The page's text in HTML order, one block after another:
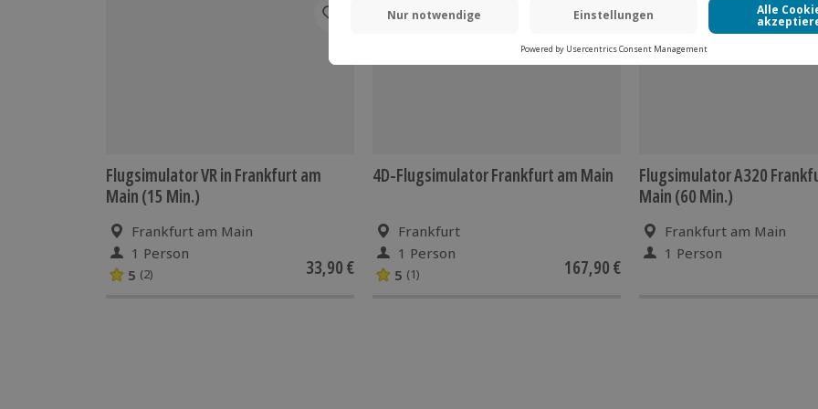
Flugsimulator VR in Frankfurt am
Main (15 Min.)
Frankfurt am Main
1 Person
5 (2) 33,90 €
4D-Flugsimulator Frankfurt am Main
Frankfurt
1 Person
5 (1) 167,90 €
Flugsimulator A320
Main (60 Min.)
Frankfurt am Main
1 Person